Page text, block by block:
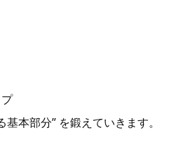
本部分” を鍛えていきます。